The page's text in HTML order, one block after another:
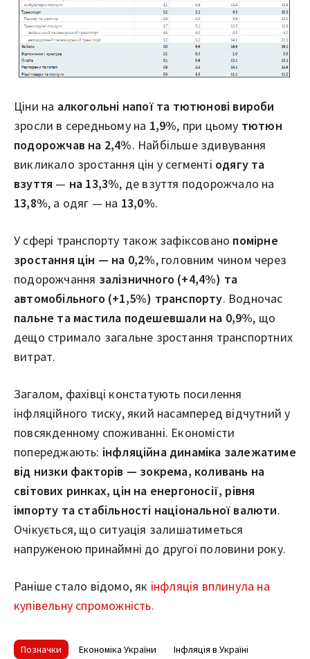
Ціни на алкогольні напої та тютюнові вироби
зросли в середньому на 1,9%, при цьому тютюн
подорожчав на 2,4%. Найбільше здивування
викликало зростання цін у сегменті одягу та
взуття — на 13,3%, де взуття подорожчало на
13,8%, а одяг — на 13,0%.
У сфері транспорту також зафіксовано помірне
зростання цін — на 0,2%, головним чином через
подорожчання залізничного (+4,4%) та
автомобільного (+1,5%) транспорту. Водночас
пальне та мастила подешевшали на 0,9%, що
дещо стримало загальне зростання транспортних
витрат.
Загалом, фахівці констатують посилення
інфляційного тиску, який насамперед відчутний у
повсякденному споживанні. Економісти
попереджають: інфляційна динаміка залежатиме
від низки факторів — зокрема, коливань на
світових ринках, цін на енергоносії, рівня
імпорту та стабільності національної валюти.
Очікується, що ситуація залишатиметься
напруженою принаймні до другої половини року.
Раніше стало відомо, як інфляція вплинула на
купівельну спроможність.
Позначки Економіка України
Інфляція в Україні